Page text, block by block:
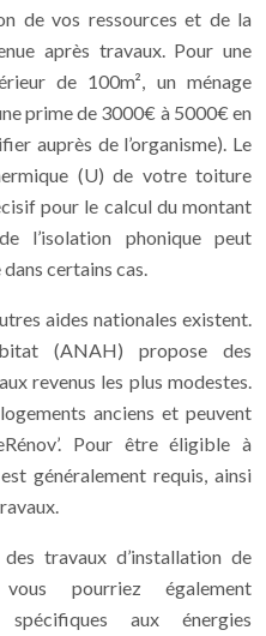
de vos ressources et de la
après travaux. Pour une
de 100m², un ménage
prime de 3000€ à 5000€ en
auprès de l’organisme). Le
(U) de votre toiture
pour le calcul du montant
l’isolation phonique peut
certains cas.
aides nationales existent.
(ANAH) propose des
revenus les plus modestes.
anciens et peuvent
Pour être éligible à
généralement requis, ainsi
travaux d’installation de
vous pourriez également
aux énergies